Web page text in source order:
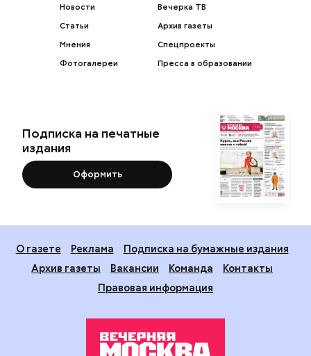
Новости
Статьи
Мнения
Фотогалереи
Вечерка ТВ
Архив газеты
Спецпроекты
Пресса в образовании
Подписка на печатные
издания
Оформить
О газете Реклама
Подписка на бумажные издания
Архив газеты
Вакансии Команда
Контакты
Правовая информация